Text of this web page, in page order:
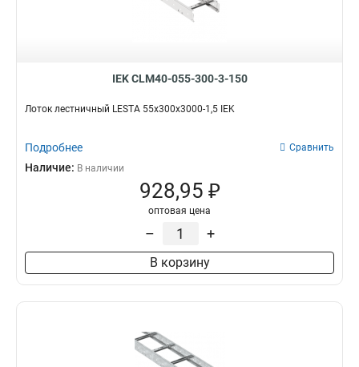
IEK CLM40-055-300-3-150
Лоток лестничный LESTA 55х300х3000-1,5 IEK
Подробнее Сравнить
Наличие: В наличии
928,95 ₽
оптовая цена
– +
В корзину